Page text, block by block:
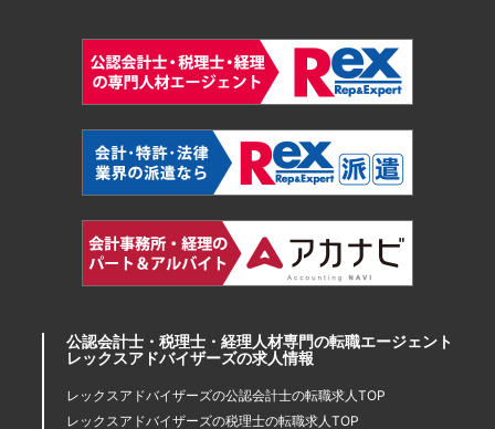
公認会計士・税理士・経理人材専門の転職エージェント
レックスアドバイザーズの求人情報
レックスアドバイザーズの公認会計士の転職求人TOP
レックスアドバイザーズの税理士の転職求人TOP